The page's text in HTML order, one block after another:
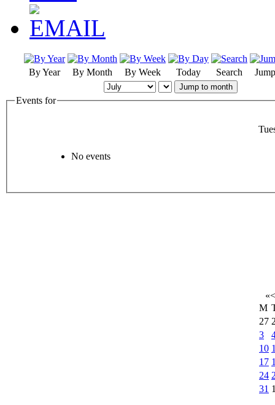
By Year By Month By Week Today Search
Jump to month
Events for
No events
«<
M
27
3
10
17
24
31